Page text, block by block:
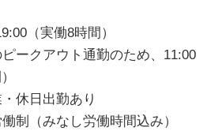
（実働8時間）
ークアウト通勤のため、11:00
休日出勤あり
制（みなし労働時間込み）